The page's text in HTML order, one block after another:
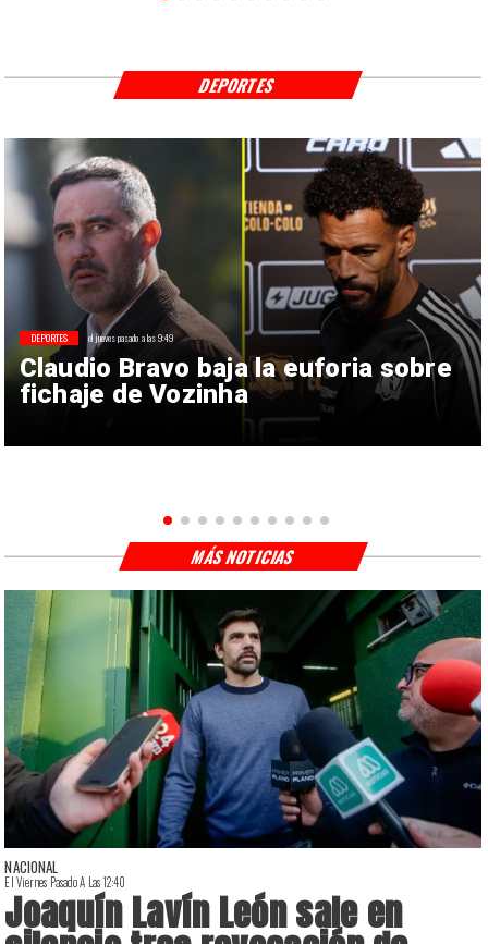
Claudio Bravo baja la euforia sobre
fichaje de Vozinha
DEPORTES el jueves pasado a las 9:49
DEPORTES
NACIONAL
El Viernes Pasado A Las 12:40
Joaquín Lavín León sale en
MÁS NOTICIAS